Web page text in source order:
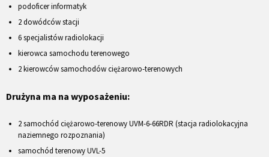
podoficer informatyk
2 dowódców stacji
6 specjalistów radiolokacji
kierowca samochodu terenowego
2 kierowców samochodów ciężarowo-terenowych
Drużyna ma na wyposażeniu:
2 samochód ciężarowo-terenowy UVM-6-66RDR (stacja radiolokacyjna
naziemnego rozpoznania)
samochód terenowy UVL-5